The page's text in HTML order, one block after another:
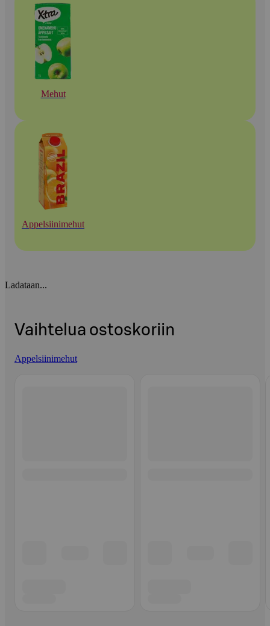
Mehut
Appelsiinimehut
Ladataan...
Vaihtelua ostoskoriin
Appelsiinimehut